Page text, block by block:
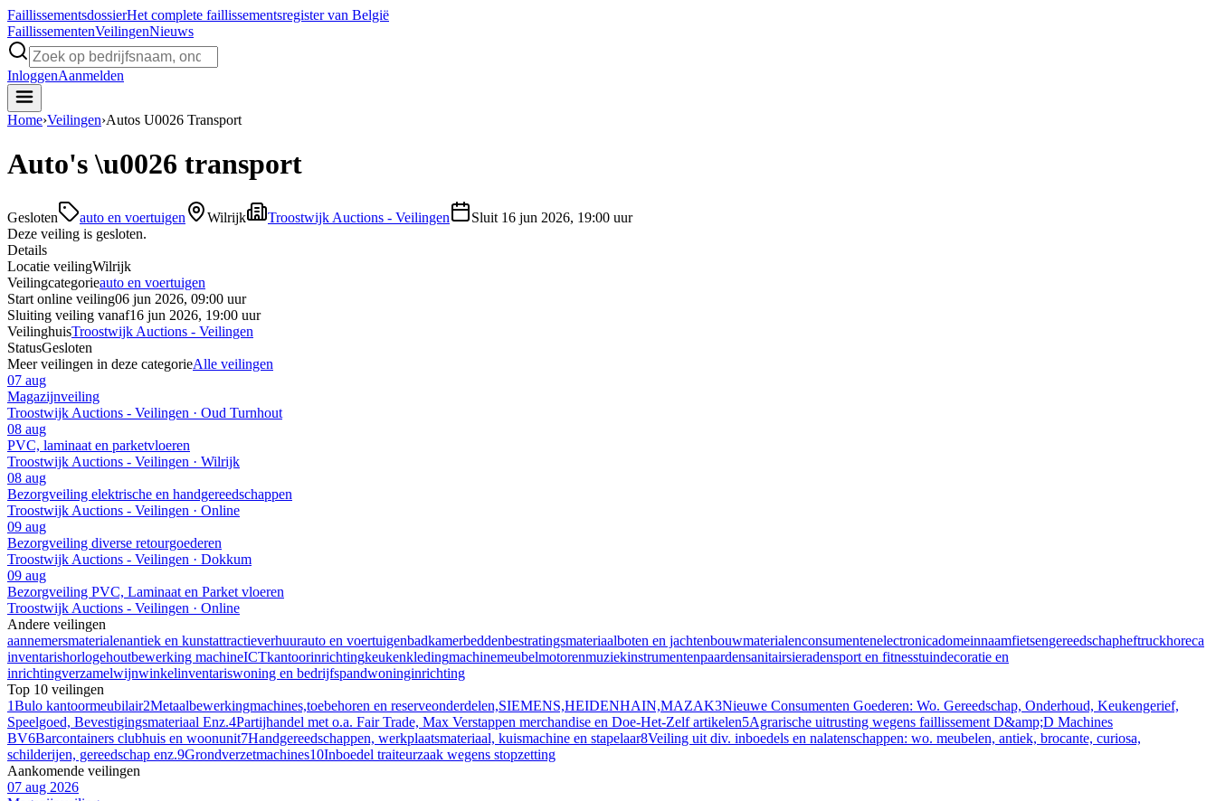
FaillissementsdossierHet complete faillissementsregister van België
FaillissementenVeilingenNieuws
InloggenAanmelden
Home›Veilingen›Autos U0026 Transport
Auto's \u0026 transport
Gesloten auto en voertuigen Wilrijk Troostwijk Auctions - Veilingen Sluit 16 jun 2026, 19:00 uur
Deze veiling is gesloten.
Details
Locatie veilingWilrijk
Veilingcategorieauto en voertuigen
Start online veiling06 jun 2026, 09:00 uur
Sluiting veiling vanaf16 jun 2026, 19:00 uur
VeilinghuisTroostwijk Auctions - Veilingen
StatusGesloten
Meer veilingen in deze categorieAlle veilingen
07 aug
Magazijnveiling
Troostwijk Auctions - Veilingen · Oud Turnhout
08 aug
PVC, laminaat en parketvloeren
Troostwijk Auctions - Veilingen · Wilrijk
08 aug
Bezorgveiling elektrische en handgereedschappen
Troostwijk Auctions - Veilingen · Online
09 aug
Bezorgveiling diverse retourgoederen
Troostwijk Auctions - Veilingen · Dokkum
09 aug
Bezorgveiling PVC, Laminaat en Parket vloeren
Troostwijk Auctions - Veilingen · Online
Andere veilingen
aannemersmaterialenantiek en kunstattractieverhuurauto en voertuigenbadkamerbeddenbestratingsmateriaalboten en jachtenbouwmaterialenconsumentenelectronicadomeinnaamfietsengereedschapheftruckhoreca
inventarishorlogehoutbewerking machineICTkantoorinrichtingkeukenkledingmachinemeubelmotorenmuziekinstrumentenpaardensanitairsieradensport en fitnesstuindecoratie en
inrichtingverzamelwijnwinkelinventariswoning en bedrijfspandwoninginrichting
Top 10 veilingen
1Bulo kantoormeubilair2Metaalbewerkingmachines,toebehoren en reserveonderdelen,SIEMENS,HEIDENHAIN,MAZAK3Nieuwe Consumenten Goederen: Wo. Gereedschap, Onderhoud, Keukengerief,
Speelgoed, Bevestigingsmateriaal Enz.4Partijhandel met o.a. Fair Trade, Max Verstappen merchandise en Doe-Het-Zelf artikelen5Agrarische uitrusting wegens faillissement D&amp;D Machines
BV6Barcontainers clubhuis en woonunit7Handgereedschappen, werkplaatsmateriaal, kuismachine en stapelaar8Veiling uit div. inboedels en nalatenschappen: wo. meubelen, antiek, brocante, curiosa,
schilderijen, gereedschap enz.9Grondverzetmachines10Inboedel traiteurzaak wegens stopzetting
Aankomende veilingen
07 aug 2026